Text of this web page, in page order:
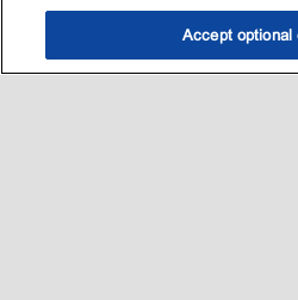
选油助手
Accept optional